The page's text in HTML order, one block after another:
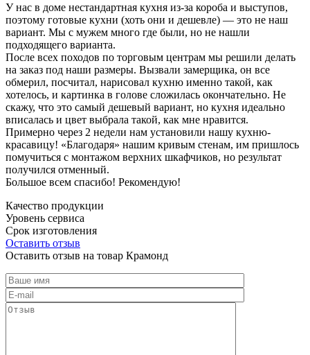
У нас в доме нестандартная кухня из-за короба и выступов,
поэтому готовые кухни (хоть они и дешевле) — это не наш
вариант. Мы с мужем много где были, но не нашли
подходящего варианта.
После всех походов по торговым центрам мы решили делать
на заказ под наши размеры. Вызвали замерщика, он все
обмерил, посчитал, нарисовал кухню именно такой, как
хотелось, и картинка в голове сложилась окончательно. Не
скажу, что это самый дешевый вариант, но кухня идеально
вписалась и цвет выбрала такой, как мне нравится.
Примерно через 2 недели нам установили нашу кухню-
красавицу! «Благодаря» нашим кривым стенам, им пришлось
помучиться с монтажом верхних шкафчиков, но результат
получился отменный.
Большое всем спасибо! Рекомендую!
Качество продукции
Уровень сервиса
Срок изготовления
Оставить отзыв
Оставить отзыв на товар Крамонд